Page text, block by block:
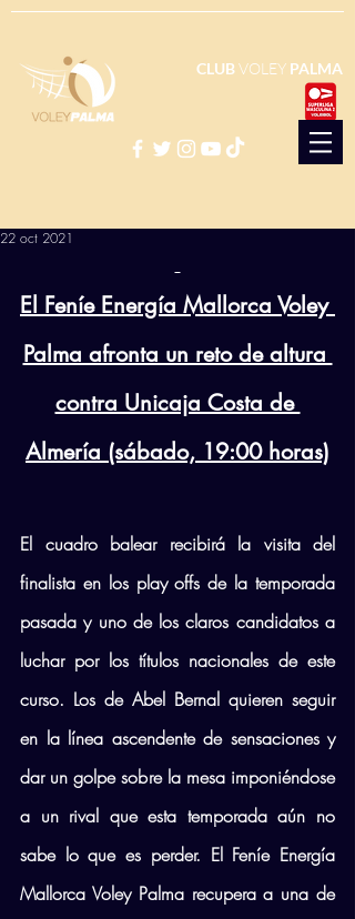
CLUBVOLEY PALMA
22 oct 2021
El Feníe Energía Mallorca Voley
Palma afronta un reto de altura
contra Unicaja Costa de
Almería (sábado, 19:00 horas)
El cuadro balear recibirá la visita del
finalista en los play offs de la temporada
pasada y uno de los claros candidatos a
luchar por los títulos nacionales de este
curso. Los de Abel Bernal quieren seguir
en la línea ascendente de sensaciones y
dar un golpe sobre la mesa imponiéndose
a un rival que esta temporada aún no
sabe lo que es perder. El Feníe Energía
Mallorca Voley Palma recupera a una de